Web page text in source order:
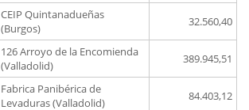
CEIP Quintanadueñas
(Burgos)
32.560,40
126 Arroyo de la Encomienda
(Valladolid)
389.945,51
Fabrica Panibérica de
Levaduras (Valladolid)
84.403,12